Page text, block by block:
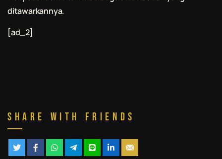
ditawarkannya.
[ad_2]
Share With Friends